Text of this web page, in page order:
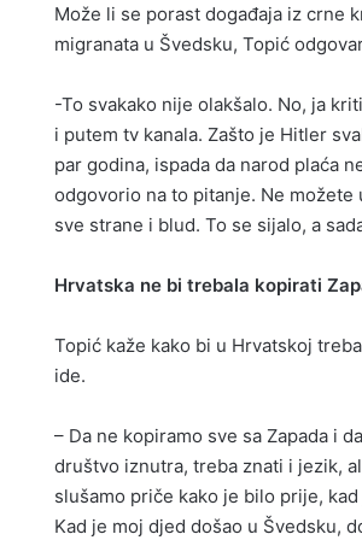
Može li se porast događaja iz crne
migranata u Švedsku, Topić
-To svakako nije olakšalo. No, ja
i putem tv kanala. Zašto je Hitler
par godina, ispada da narod plaća
odgovorio na to pitanje. Ne
sve strane i blud. To se sijalo, a
Hrvatska ne bi trebala kopirati
Topić kaže kako bi u Hrvatskoj
ide.
– Da ne kopiramo sve sa Zapada i
društvo iznutra, treba znati i jezik,
slušamo priče kako je bilo prije,
Kad je moj djed došao u Švedsku,